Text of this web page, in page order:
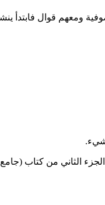
ومعهم قوال فابتدأ
شيء.
الثاني من كتاب